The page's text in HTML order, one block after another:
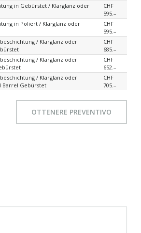
in Gebürstet / Klarglanz oder
CHF
595.–
in Poliert / Klarglanz oder
CHF
595.–
/ Klarglanz oder
CHF
685.–
/ Klarglanz oder
CHF
652.–
/ Klarglanz oder
Barrel Gebürstet
CHF
705.–
OTTENERE PREVENTIVO